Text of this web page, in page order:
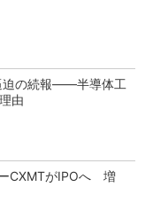
迫の続報――半導体工
由
CXMTがIPOへ 増